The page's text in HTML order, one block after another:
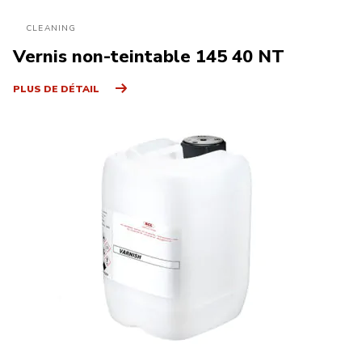
CLEANING
Vernis non-teintable 145 40 NT
PLUS DE DÉTAIL